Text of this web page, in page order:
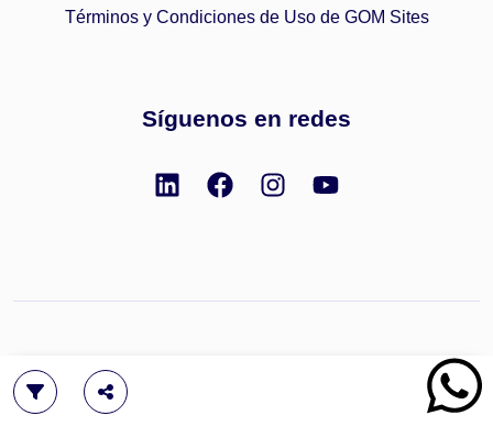
Términos y Condiciones de Uso de GOM Sites
Síguenos en redes